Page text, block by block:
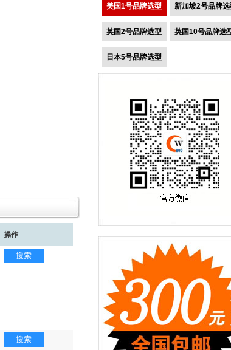
操作
搜索
搜索
美国1号品牌选型 新加坡2号品牌
英国2号品牌选型 英国10号品牌选
日本5号品牌选型